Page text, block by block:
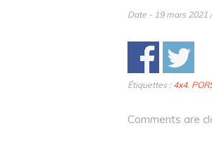
Date - 19 mars 2021
Étiquettes : 4x4,
Comments are